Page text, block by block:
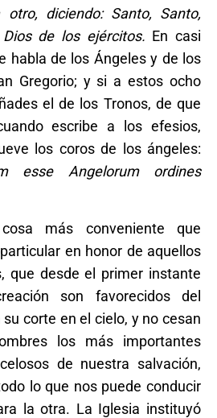
diciendo: Santo, Santo,
de los ejércitos. En casi
habla de los Ángeles y de los
Gregorio; y si a estos ocho
el de los Tronos, de que
escribe a los efesios,
los coros de los ángeles:
esse Angelorum ordines
más conveniente que
en honor de aquellos
que desde el primer instante
son favorecidos del
corte en el cielo, y no cesan
los más importantes
de nuestra salvación,
lo que nos puede conducir
la otra. La Iglesia instituyó